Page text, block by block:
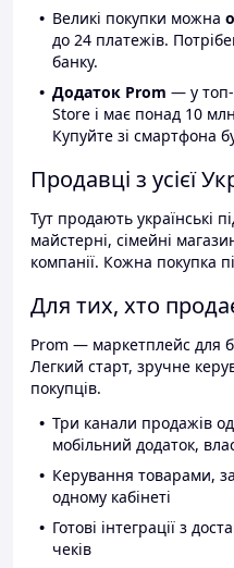
Великі покупки можна
до 24 платежів.
банку.
Додаток Prom — у топ-
Store і має понад 10
Купуйте зі смартфона
Продавці з усієї
Тут продають українські
майстерні, сімейні
компанії. Кожна покупка
Для тих, хто
Prom — маркетплейс для
Легкий старт, зручне
покупців.
Три канали продажів
мобільний додаток,
Керування товарами,
одному кабінеті
Готові інтеграції з
чеків